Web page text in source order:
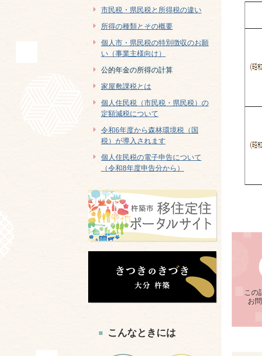
市民税・県民税と所得税の違い
所得の種類とその概要
個人市・県民税の特別徴収のお願
い（事業主様向け）
公的年金の所得の計算
家屋敷課税とは
個人住民税（市民税・県民税）の
定額減税について
令和6年度から森林環境税（国
税）が導入されます
個人住民税の電子申告について
（令和8年度申告分から）
こんなときには
この
お